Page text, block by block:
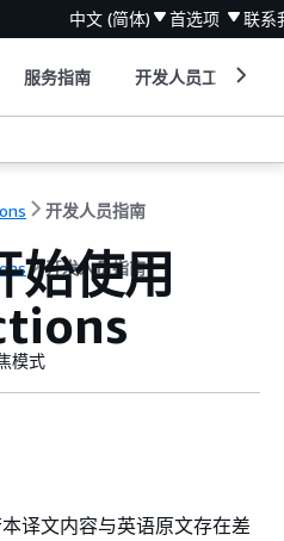
中文 (简体) 首选项 联系
服务指南 开发人员工具
开发人员指南
开发人员指南
始使用
模式
译文内容与英语原文存在差